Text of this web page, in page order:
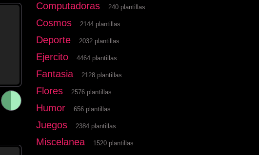
Computadoras 240 plantillas
Cosmos 2144 plantillas
Deporte 2032 plantillas
Ejercito 4464 plantillas
Fantasia 2128 plantillas
Flores 2576 plantillas
Humor 656 plantillas
Juegos 2384 plantillas
Miscelanea 1520 plantillas